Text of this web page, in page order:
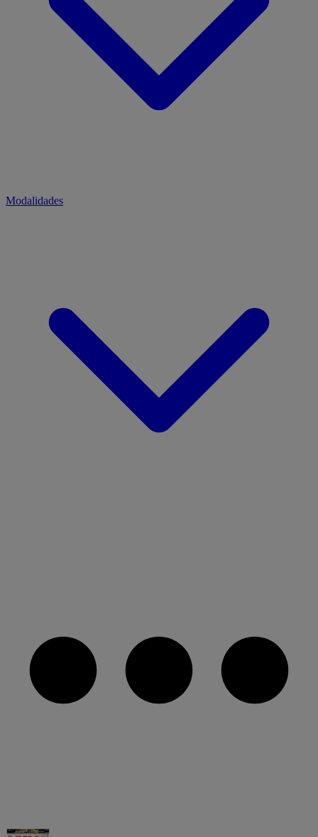
Modalidades